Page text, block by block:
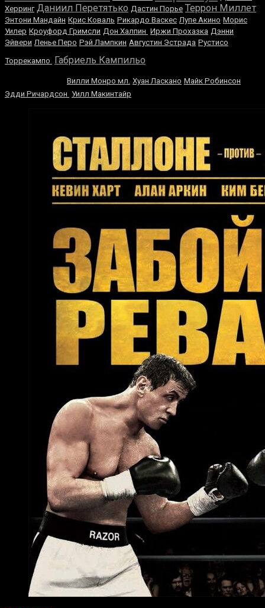
Херринг Даниил Перетятько Дастин Порье Террон Миллет
Энтони Мандайн Крис Коваль Рикардо Васкес Лупе Акино Морис
Уилер Кроуфорд Гримсли Дон Халпин Иржи Прохазка Дэнни
Эйвери Ленье Перо Рэй Лампкин Августин Эстрада Рустисо
Торрекампо Габриель Кампильо
Вилли Монро мл. Хуан Ласкано Майк Робинсон
Эдди Ричардсон Уилл Макинтайр